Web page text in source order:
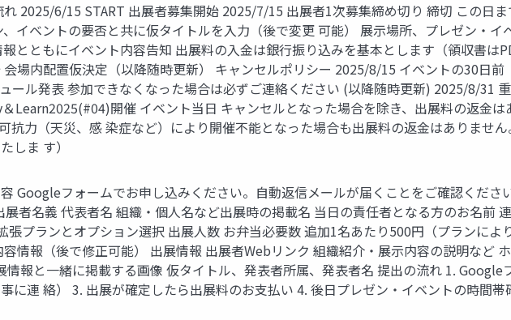
2025/6/15 START 出展者募集開始 2025/7/15 出展者1次募集締め切り 締切 この⽇
イベントの要否と共に仮タイトルを⼊⼒（後で変更 可能） 展⽰場所、プレゼン‧
とともにイベント内容告知 出展料の⼊⾦は銀⾏振り込みを基本とします（領収書は
場内配置仮決定（以降随時更新） キャンセルポリシー 2025/8/15 イベントの30⽇
ール発表 参加できなくなった場合は必ずご連絡ください (以降随時更新) 2025/8/31
Learn2025(#04)開催 イベント当⽇ キャンセルとなった場合を除き、出展料の返⾦
抗⼒（天災、感 染症など）により開催不能となった場合も出展料の返⾦はありませ
しま す）
Googleフォームでお申し込みください。⾃動返信メールが届くことをご確認くだ
展者名義 代表者名 組織‧個⼈名など出展時の掲載名 当⽇の責任者となる⽅のお名前
張プランとオプション選択 出展⼈数 お弁当必要数 追加1名あたり500円（プランに
容情報（後で修正可能） 出展情報 出展者Webリンク 組織紹介‧展⽰内容の説明など
情報と⼀緒に掲載する画像 仮タイトル、発表者所属、発表者名 提出の流れ 1.
に連 絡） 3. 出展が確定したら出展料のお⽀払い 4. 後⽇プレゼン‧イベントの時間